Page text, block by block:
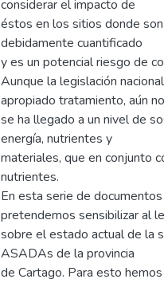
considerar el impacto de
éstos en los sitios donde
debidamente cuantificado
y es un potencial riesgo de
Aunque la legislación
apropiado tratamiento, aún no
se ha llegado a un nivel de
energía, nutrientes y
materiales, que en conjunto
nutrientes.
En esta serie de
pretendemos sensibilizar al
sobre el estado actual de la
ASADAs de la provincia
de Cartago. Para esto